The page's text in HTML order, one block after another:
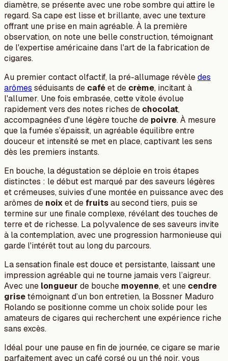
diamètre, se présente avec une robe sombre qui attire le
regard. Sa cape est lisse et brillante, avec une texture
offrant une prise en main agréable. À la première
observation, on note une belle construction, témoignant
de l'expertise américaine dans l'art de la fabrication de
cigares.
Au premier contact olfactif, la pré-allumage révèledes
arômes séduisants de caféet de crème, incitant à
l'allumer. Une fois embrasée, cette vitole évolue
rapidement vers des notes riches de chocolat,
accompagnées d'une légère touche de poivre. À mesure
que la fumée s’épaissit, un agréable équilibre entre
douceur et intensité se met en place, captivant les sens
dès les premiers instants.
En bouche, la dégustation se déploie en trois étapes
distinctes : le début est marqué par des saveurs légères
et crémeuses, suivies d’une montée en puissance avec des
arômes de noixet de fruitsau second tiers, puis se
termine sur une finale complexe, révélant des touches de
terre et de richesse. La polyvalence de ses saveurs invite
à la contemplation, avec une progression harmonieuse qui
garde l'intérêt tout au long du parcours.
La sensation finale est douce et persistante, laissant une
impression agréable qui ne tourne jamais vers l’aigreur.
Avec une longueur de bouche moyenne, et une cendre
grisetémoignant d’un bon entretien, la Bossner Maduro
Rolando se positionne comme un choix solide pour les
amateurs de cigares qui recherchent une expérience riche
sans excès.
Idéal pour une pause en fin de journée, ce cigare se marie
parfaitement avec un café corsé ou un thé noir, vous